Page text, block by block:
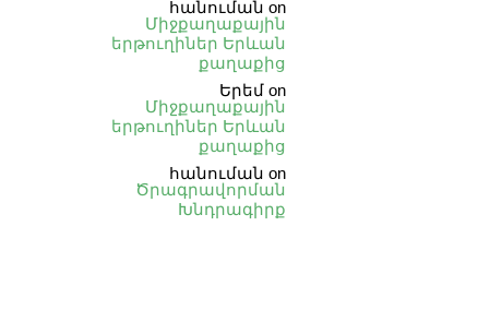
հանուման on
Միջքաղաքային
երթուղիներ Երևան
քաղաքից
Երեմ on
Միջքաղաքային
երթուղիներ Երևան
քաղաքից
հանուման on
Ծրագրավորման
Խնդրագիրք